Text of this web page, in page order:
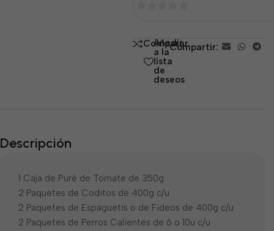
5 Comparar
Añadir
a la
lista
de
deseos
Compartir:
Descripción
1 Caja de Puré de Tomate de 350g
2 Paquetes de Coditos de 400g c/u
2 Paquetes de Espaguetis o de Fideos de 400g c/u
2 Paquetes de Perros Calientes de 6 o 10u c/u